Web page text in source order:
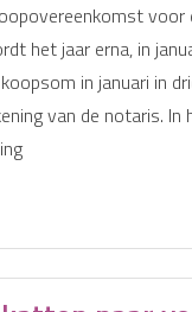
voor
het jaar erna, in
in januari in
van de notaris. In